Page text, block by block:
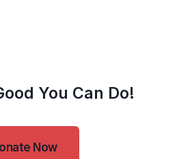
You Can Do!
Now